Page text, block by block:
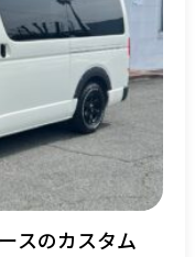
スのカスタム